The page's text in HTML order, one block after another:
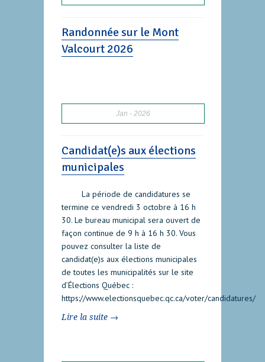
Randonnée sur le Mont
Valcourt 2026
Jan 2026
Candidat(e)s aux élections
municipales
La période de candidatures se
termine ce vendredi 3 octobre à 16 h
30. Le bureau municipal sera ouvert de
façon continue de 9 h à 16 h 30. Vous
pouvez consulter la liste de
candidat(e)s aux élections municipales
de toutes les municipalités sur le site
d’Élections Québec :
https://www.electionsquebec.qc.ca/voter/candidatures/
Lire la suite →